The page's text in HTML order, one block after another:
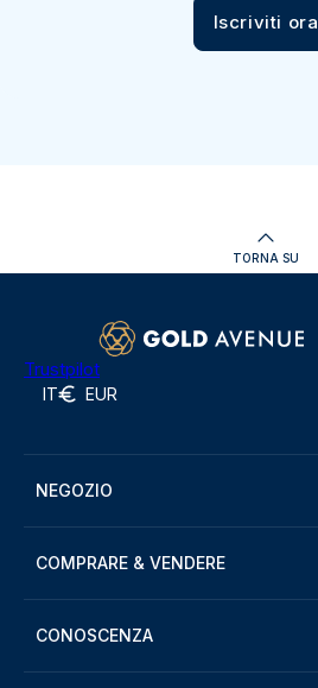
Iscriviti ora
TORNA SU
Trustpilot
IT EUR
NEGOZIO
COMPRARE & VENDERE
CONOSCENZA